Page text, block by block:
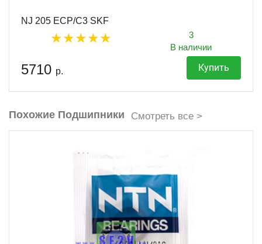
NJ 205 ECP/C3 SKF
3
В наличии
5710 р. Купить
Похожие Подшипники Смотреть все >